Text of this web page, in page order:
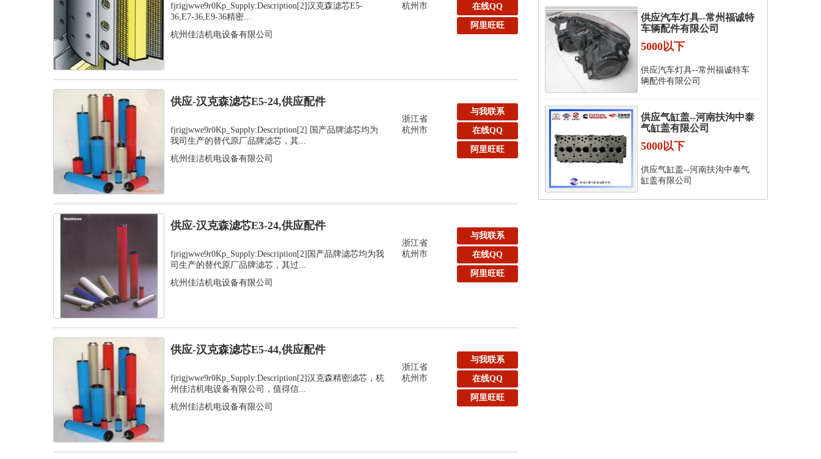
fjrigjwwe9r0Kp_Supply:Description[2]汉克森滤芯E5-
36,E7-36,E9-36精密...
杭州佳洁机电设备有限公司
杭州市
在线QQ
阿里旺旺
供应-汉克森滤芯E5-24,供应配件
fjrigjwwe9r0Kp_Supply:Description[2] 国产品牌滤芯均为
我司生产的替代原厂品牌滤芯，其...
杭州佳洁机电设备有限公司
浙江省
杭州市
与我联系
在线QQ
阿里旺旺
供应-汉克森滤芯E3-24,供应配件
fjrigjwwe9r0Kp_Supply:Description[2]国产品牌滤芯均为我
司生产的替代原厂品牌滤芯，其过...
杭州佳洁机电设备有限公司
浙江省
杭州市
与我联系
在线QQ
阿里旺旺
供应-汉克森滤芯E5-44,供应配件
fjrigjwwe9r0Kp_Supply:Description[2]汉克森精密滤芯，杭
州佳洁机电设备有限公司，值得信...
杭州佳洁机电设备有限公司
浙江省
杭州市
与我联系
在线QQ
阿里旺旺
供应汽车灯具--常州福诚特
车辆配件有限公司
5000以下
供应汽车灯具--常州福诚特车
辆配件有限公司
供应气缸盖--河南扶沟中泰
气缸盖有限公司
5000以下
供应气缸盖--河南扶沟中泰气
缸盖有限公司